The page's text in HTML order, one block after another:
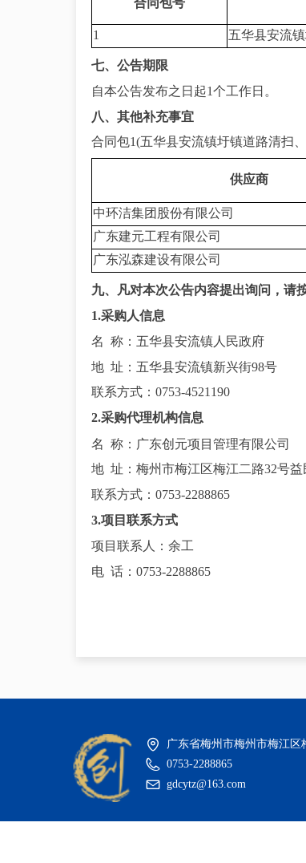
合同包号
1 五华县安流
七、公告期限
自本公告发布之日起1个工作日。
八、其他补充事宜
合同包1(五华县安流镇圩镇道路清扫
供应商
中环洁集团股份有限公司
广东建元工程有限公司
广东泓森建设有限公司
九、凡对本次公告内容提出询问，请
1.采购人信息
名 称：五华县安流镇人民政府
地 址：五华县安流镇新兴街98号
联系方式： 0753-4521190
2.采购代理机构信息
名 称：广东创元项目管理有限公司
地 址：梅州市梅江区梅江二路32号
联系方式： 0753-2288865
3.项目联系方式
项目联系人： 余工
电 话：0753-2288865
广东省梅州市梅州市梅江区
0753-2288865
gdcytz@163.com